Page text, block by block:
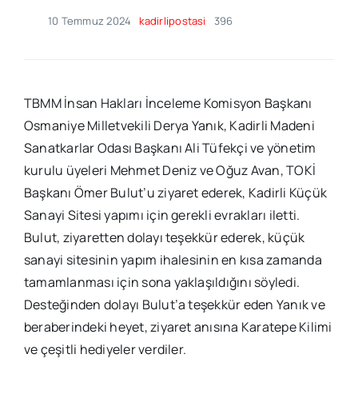
10 Temmuz 2024 kadirlipostasi 396
TBMM İnsan Hakları İnceleme Komisyon Başkanı
Osmaniye Milletvekili Derya Yanık, Kadirli Madeni
Sanatkarlar Odası Başkanı Ali Tüfekçi ve yönetim
kurulu üyeleri Mehmet Deniz ve Oğuz Avan, TOKİ
Başkanı Ömer Bulut’u ziyaret ederek, Kadirli Küçük
Sanayi Sitesi yapımı için gerekli evrakları iletti.
Bulut, ziyaretten dolayı teşekkür ederek, küçük
sanayi sitesinin yapım ihalesinin en kısa zamanda
tamamlanması için sona yaklaşıldığını söyledi.
Desteğinden dolayı Bulut’a teşekkür eden Yanık ve
beraberindeki heyet, ziyaret anısına Karatepe Kilimi
ve çeşitli hediyeler verdiler.